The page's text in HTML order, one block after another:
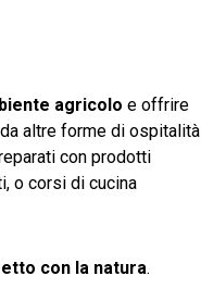
agricolo e offrire
altre forme di ospitalità
con prodotti
o corsi di cucina
con la natura.